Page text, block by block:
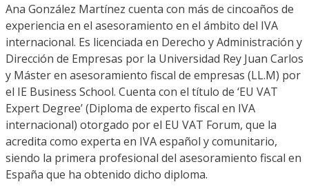
Ana González Martínez cuenta con más de cincoaños de
experiencia en el asesoramiento en el ámbito del IVA
internacional. Es licenciada en Derecho y Administración y
Dirección de Empresas por la Universidad Rey Juan Carlos
y Máster en asesoramiento fiscal de empresas (LL.M) por
el IE Business School. Cuenta con el título de ‘EU VAT
Expert Degree’ (Diploma de experto fiscal en IVA
internacional) otorgado por el EU VAT Forum, que la
acredita como experta en IVA español y comunitario,
siendo la primera profesional del asesoramiento fiscal en
España que ha obtenido dicho diploma.